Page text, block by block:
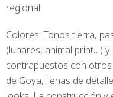
regional.
Colores: Tonos tierra,
(lunares, animal print…)
contrapuestos con
de Goya, llenas de